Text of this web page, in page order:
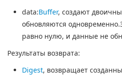
data:Buffer, создают
обновляются
равно нулю, и данные не
Результаты возврата:
Digest, возвращает